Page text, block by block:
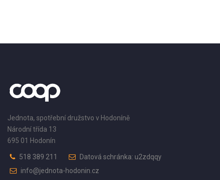
Jednota, spotřební družstvo v Hodoníně
Národní třída 13
695 01 Hodonín
518 389 211
Datová schránka: u2zdqqy
info@jednota-hodonin.cz